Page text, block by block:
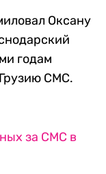
Оксану
годам
СМС.
за СМС в